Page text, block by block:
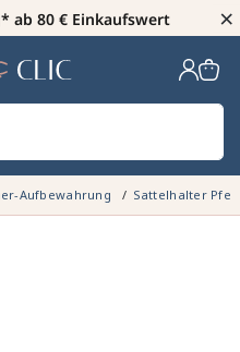
ab 80 € Einkaufswert ×
Aufbewahrung Sattelhalter